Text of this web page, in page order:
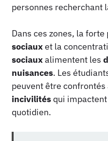
personnes recherchant
Dans ces zones, la forte
sociauxet la
sociauxalimentent les
nuisances. Les
peuvent être confrontés
incivilités qui
quotidien.